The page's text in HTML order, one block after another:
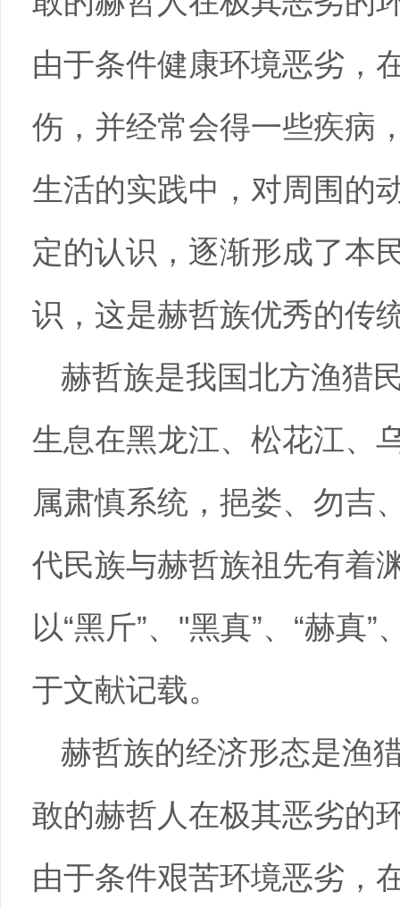
由于条件健康环境恶劣，
伤，并经常会得一些疾病
生活的实践中，对周围的
定的认识，逐渐形成了本
识，这是赫哲族优秀的传
赫哲族是我国北方渔猎
生息在黑龙江、松花江、
属肃慎系统，挹娄、勿吉
代民族与赫哲族祖先有着
以“黑斤”、"黑真”、“赫真”
于文献记载。
赫哲族的经济形态是渔
敢的赫哲人在极其恶劣的
由于条件艰苦环境恶劣，